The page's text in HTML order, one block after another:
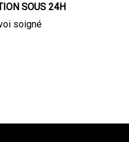
SOUS 24H
soigné